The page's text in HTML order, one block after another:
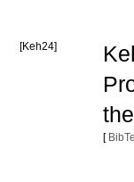
[Keh24]
[